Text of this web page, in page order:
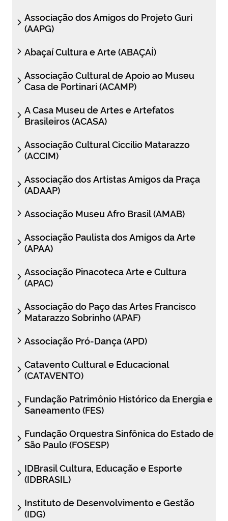
Associação dos Amigos do Projeto Guri
(AAPG)
Abaçaí Cultura e Arte (ABAÇAÍ)
Associação Cultural de Apoio ao Museu
Casa de Portinari (ACAMP)
A Casa Museu de Artes e Artefatos
Brasileiros (ACASA)
Associação Cultural Ciccilio Matarazzo
(ACCIM)
Associação dos Artistas Amigos da Praça
(ADAAP)
Associação Museu Afro Brasil (AMAB)
Associação Paulista dos Amigos da Arte
(APAA)
Associação Pinacoteca Arte e Cultura
(APAC)
Associação do Paço das Artes Francisco
Matarazzo Sobrinho (APAF)
Associação Pró-Dança (APD)
Catavento Cultural e Educacional
(CATAVENTO)
Fundação Patrimônio Histórico da Energia e
Saneamento (FES)
Fundação Orquestra Sinfônica do Estado de
São Paulo (FOSESP)
IDBrasil Cultura, Educação e Esporte
(IDBRASIL)
Instituto de Desenvolvimento e Gestão
(IDG)